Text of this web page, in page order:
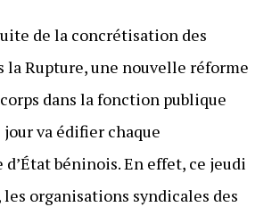
de la concrétisation des
la Rupture, une nouvelle réforme
dans la fonction publique
va édifier chaque
béninois. En effet, ce jeudi
les organisations syndicales des